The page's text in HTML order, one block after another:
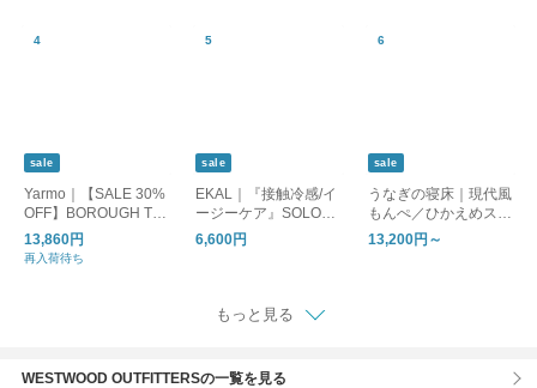
sale
Yarmo｜【SALE 30%
OFF】BOROUGH TR
OUSERS Trade Tales
Stripe ボロウ トラウ
13,860円
再入荷待ち
sale
EKAL｜『接触冷感/イ
ージーケア』SOLOTE
Xラップパンツ
6,600円
sale
うなぎの寝床｜現代風
もんぺ／ひかえめスト
ライプ／別注／オリジ
ナル【送料無料】
13,200円～
もっと見る
WESTWOOD OUTFITTERSの一覧を見る